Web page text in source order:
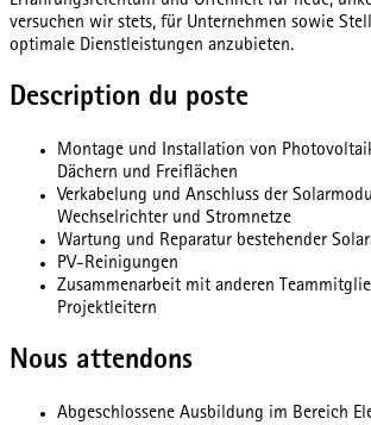
versuchen wir stets, für Unternehmen sowie
optimale Dienstleistungen anzubieten.
Description du poste
Montage und Installation von
Dächern und Freiflächen
Verkabelung und Anschluss der
Wechselrichter und Stromnetze
Wartung und Reparatur bestehender
PV-Reinigungen
Zusammenarbeit mit anderen
Projektleitern
Nous attendons
Abgeschlossene Ausbildung im Bereich